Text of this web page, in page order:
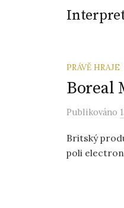
PRÁVĚ HRAJE
Boreal
Publikováno
Britský
poli